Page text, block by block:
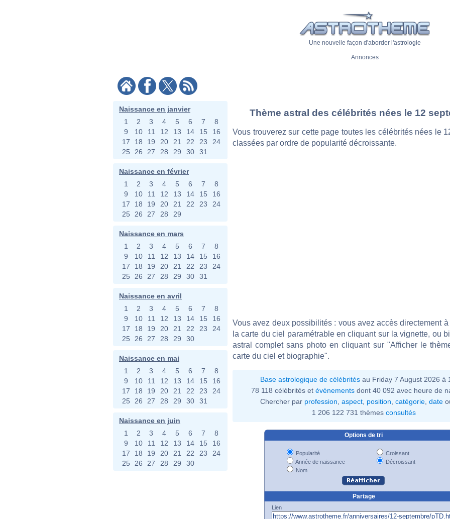
Une nouvelle façon d'aborder l'astrologie
Annonces
Naissance en janvier
1
2 3 4 5 6 7
8
9
10 11 12 13 14 15
16
17
18 19 20 21 22 23
24
25
26 27 28 29 30 31
Naissance en février
1
2 3 4 5 6 7
8
9
10 11 12 13 14 15
16
17
18 19 20 21 22 23
24
25
26 27 28 29
Naissance en mars
1
2 3 4 5 6 7
8
9
10 11 12 13 14 15
16
17
18 19 20 21 22 23
24
25
26 27 28 29 30 31
Naissance en avril
1
2 3 4 5 6 7
8
9
10 11 12 13 14 15
16
17
18 19 20 21 22 23
24
25
26 27 28 29 30
Naissance en mai
1
2 3 4 5 6 7
8
9
10 11 12 13 14 15
16
17
18 19 20 21 22 23
24
25
26 27 28 29 30 31
Naissance en juin
1
2 3 4 5 6 7
8
9
10 11 12 13 14 15
16
17
18 19 20 21 22 23
24
25
26 27 28 29 30
Thème astral des célébrités nées le 12
Vous trouverez sur cette page toutes les célébrités nées le
classées par ordre de popularité décroissante.
Vous avez deux possibilités : vous avez accès directement
la carte du ciel paramétrable en cliquant sur la vignette, ou
astral complet sans photo en cliquant sur "Afficher le
carte du ciel et biographie".
Base astrologique de célébritésau Friday 7 August 2026 à
78 118 célébrités et évènementsdont 40 092 avec heure de
Chercher par profession aspect position catégorie date
1 206 122 731 thèmes consultés
Options de tri
Popularité
Année de naissance
Nom
Croissant
Décroissant
Partage
Lien